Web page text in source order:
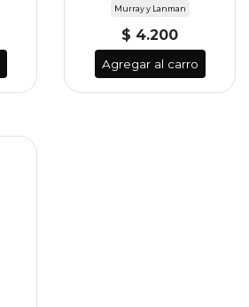
Murray y Lanman
$ 4.200
Agregar al carro